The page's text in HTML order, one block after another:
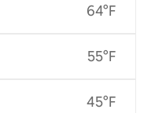
64°F
55°F
45°F